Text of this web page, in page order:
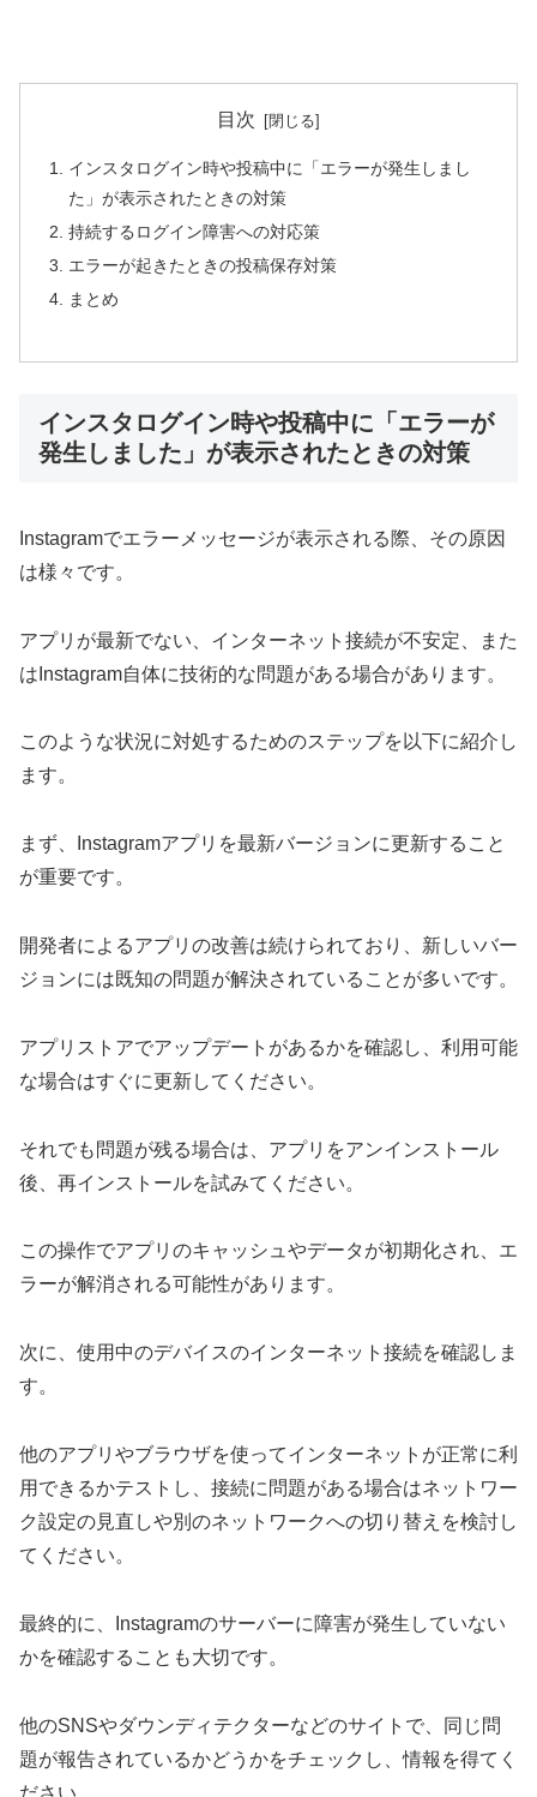
目次
インスタログイン時や投稿中に「エラーが発生しまし
た」が表示されたときの対策
持続するログイン障害への対応策
エラーが起きたときの投稿保存対策
まとめ
インスタログイン時や投稿中に「エラーが
発生しました」が表示されたときの対策
Instagramでエラーメッセージが表示される際、その原因
は様々です。
アプリが最新でない、インターネット接続が不安定、また
はInstagram自体に技術的な問題がある場合があります。
このような状況に対処するためのステップを以下に紹介し
ます。
まず、Instagramアプリを最新バージョンに更新すること
が重要です。
開発者によるアプリの改善は続けられており、新しいバー
ジョンには既知の問題が解決されていることが多いです。
アプリストアでアップデートがあるかを確認し、利用可能
な場合はすぐに更新してください。
それでも問題が残る場合は、アプリをアンインストール
後、再インストールを試みてください。
この操作でアプリのキャッシュやデータが初期化され、エ
ラーが解消される可能性があります。
次に、使用中のデバイスのインターネット接続を確認しま
す。
他のアプリやブラウザを使ってインターネットが正常に利
用できるかテストし、接続に問題がある場合はネットワー
ク設定の見直しや別のネットワークへの切り替えを検討し
てください。
最終的に、Instagramのサーバーに障害が発生していない
かを確認することも大切です。
他のSNSやダウンディテクターなどのサイトで、同じ問
題が報告されているかどうかをチェックし、情報を得てく
ださい。